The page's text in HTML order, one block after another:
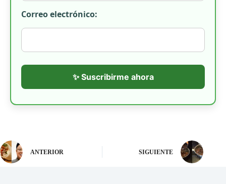
Correo electrónico:
✨ Suscribirme ahora
ANTERIOR SIGUIENTE